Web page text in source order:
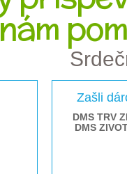
Zašli
DMS TRV
DMS